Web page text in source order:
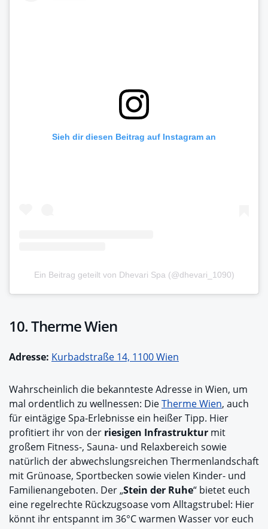
Sieh dir diesen Beitrag auf Instagram an
Ein Beitrag geteilt von Dhevari Spa (@dhevari_1090)
10. Therme Wien
Adresse: Kurbadstraße 14, 1100 Wien
Wahrscheinlich die bekannteste Adresse in Wien, um
mal ordentlich zu wellnessen: DieTherme Wien, auch
für eintägige Spa-Erlebnisse ein heißer Tipp. Hier
profitiert ihr von der riesigen Infrastruktur mit
großem Fitness-, Sauna- und Relaxbereich sowie
natürlich der abwechslungsreichen Thermenlandschaft
mit Grünoase, Sportbecken sowie vielen Kinder- und
Familienangeboten. Der „Stein der Ruhe“ bietet euch
eine regelrechte Rückzugsoase vom Alltagstrubel: Hier
könnt ihr entspannt im 36°C warmen Wasser vor euch